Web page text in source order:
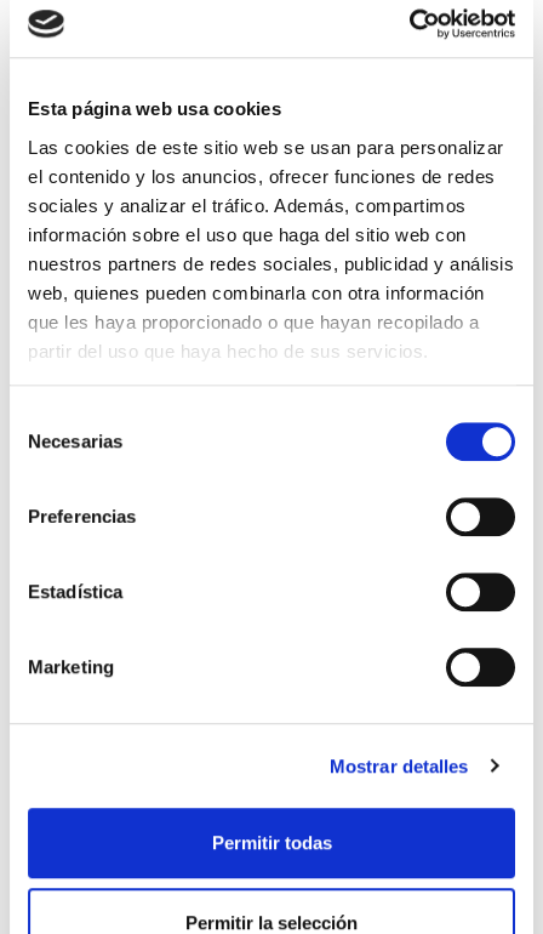
Esta página web usa cookies
Las cookies de este sitio web se usan para personalizar
el contenido y los anuncios, ofrecer funciones de redes
sociales y analizar el tráfico. Además, compartimos
información sobre el uso que haga del sitio web con
nuestros partners de redes sociales, publicidad y análisis
web, quienes pueden combinarla con otra información
que les haya proporcionado o que hayan recopilado a
partir del uso que haya hecho de sus servicios.
Necesarias
Preferencias
Estadística
Marketing
Mostrar detalles
Permitir todas
Permitir la selección
Comprar ahora
Importante:Envío gratis a Penínsulaen pedidos de + 30€
(SIN IVA).
Los que compraron este
producto, también
compraron
Biblia de estudio Vida Plena
RVR60 Piel Especial Negro
Reina Valera 1960
66,49€
Eduquemos a nuestr@s
José Luís Navajo
13,00€ 0,65€ (5%)
12,35€